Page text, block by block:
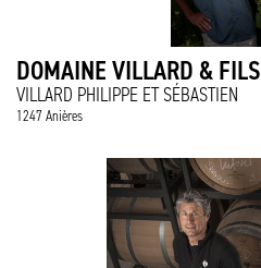
DOMAINE VILLARD & FILS
VILLARD PHILIPPE ET SÉBASTIEN
1247 Anières